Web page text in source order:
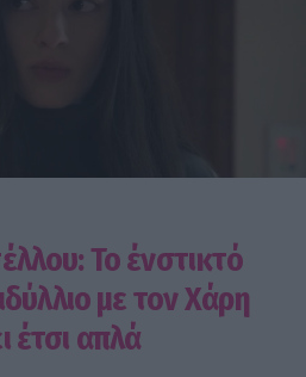
Το ένστικτό
με τον Χάρη
έτσι απλά